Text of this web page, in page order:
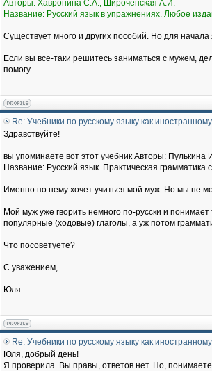
Авторы: Хавронина С.А., Широченская А.И.
Название: Русский язык в упражнениях. Любое
Существует много и других пособий. Но для
Если вы все-таки решитесь заниматься с мужем,
помогу.
Re: Учебники по русскому языку как иностранному
Здравствуйте!
вы упоминаете вот этот учебник Авторы:
Название: Русский язык. Практическая
Именно по нему хочет учиться мой муж. Но мы не
Мой муж уже гворить немного по-русски и
популярные (ходовые) глаголы, а уж потом
Что посоветуете?
С уважением,
Юля
Re: Учебники по русскому языку как иностранному
Юля, добрый день!
Я проверила. Вы правы, ответов нет. Но, понимаете,